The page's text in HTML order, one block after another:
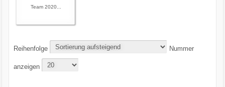
Team 2020...
Reihenfolge Nummer
anzeigen